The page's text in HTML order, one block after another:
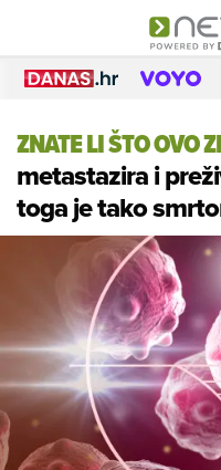
ZNATE LI ŠTO OVO
metastazira i
toga je tako